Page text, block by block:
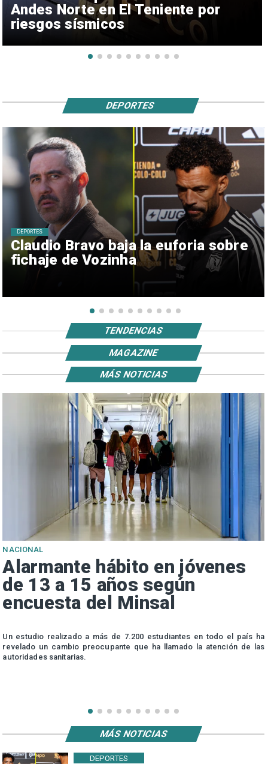
Andes Norte en El Teniente por
riesgos sísmicos
Claudio Bravo baja la euforia sobre
fichaje de Vozinha
DEPORTES
DEPORTES
TENDENCIAS
MAGAZINE
NACIONAL
Alarmante hábito en jóvenes
de 13 a 15 años según
encuesta del Minsal
Un estudio realizado a más de 7.200 estudiantes en todo el país ha
revelado un cambio preocupante que ha llamado la atención de las
autoridades sanitarias.
MÁS NOTICIAS
DEPORTES
MÁS NOTICIAS